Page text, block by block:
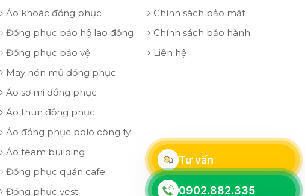
Áo khoác đồng phục
Đồng phục bảo hộ lao động
Đồng phục bảo vệ
May nón mũ đồng phục
Áo sơ mi đồng phục
Áo thun đồng phục
Áo đồng phục polo công ty
Áo team building
Đồng phục quán cafe
Đồng phục vest
Chính sách bảo mật
Chính sách bảo hành
Liên hệ
Tư vấn
0902.882.335